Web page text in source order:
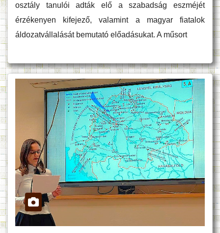
osztály tanulói adták elő a szabadság eszméjét
érzékenyen kifejező, valamint a magyar fiatalok
áldozatvállalását bemutató előadásukat. A műsort